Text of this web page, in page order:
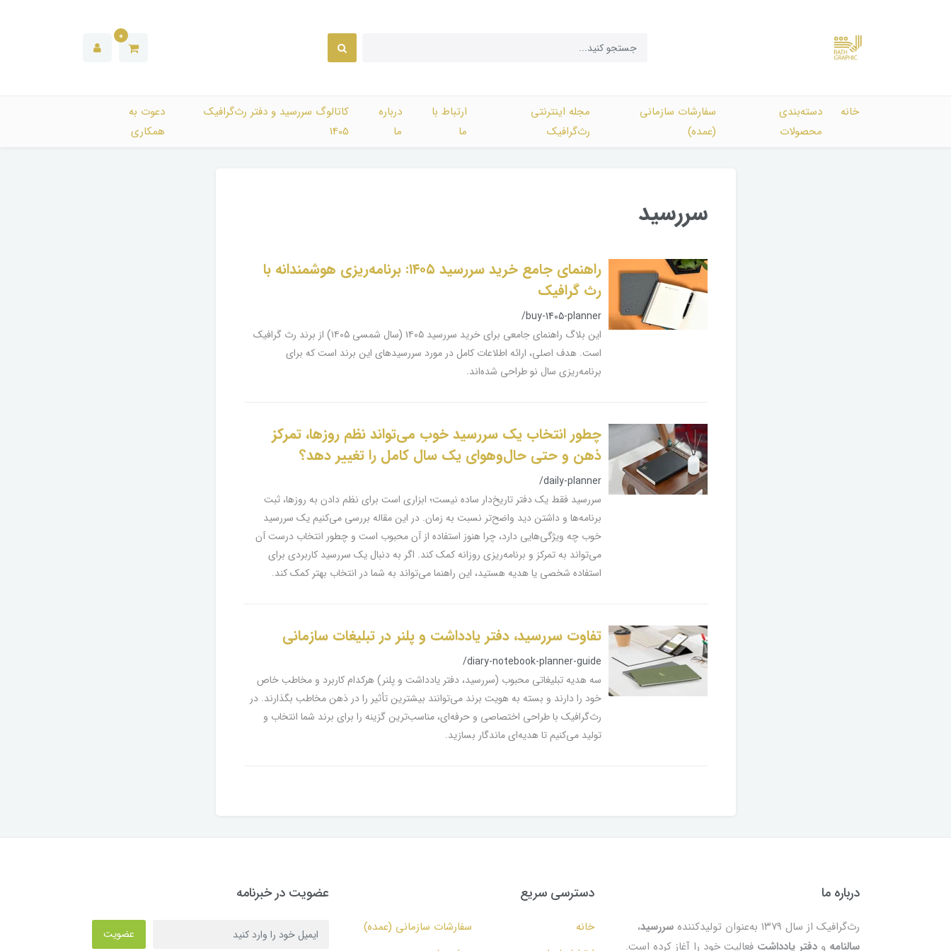
0
خانه
دسته‌بندی‌
محصولات
سفارشات سازمانی
(عمده)
مجله اینترنتی
رث‌گرافیک
ارتباط با
ما
درباره
ما
کاتالوگ سررسید و دفتر رث‌گرافیک
1405
دعوت به
همکاری
سررسید
راهنمای جامع خرید سررسید ۱۴۰۵: برنامه‌ریزی هوشمندانه با
رث گرافیک
/buy-1405-planner
این بلاگ راهنمای جامعی برای خرید سررسید ۱۴۰۵ (سال شمسی ۱۴۰۵) از برند رث گرافیک
است. هدف اصلی، ارائه اطلاعات کامل در مورد سررسیدهای این برند است که برای
برنامه‌ریزی سال نو طراحی شده‌اند.
چطور انتخاب یک سررسید خوب می‌تواند نظم روزها، تمرکز
ذهن و حتی حال‌وهوای یک سال کامل را تغییر دهد؟
/daily-planner
سررسید فقط یک دفتر تاریخ‌دار ساده نیست؛ ابزاری است برای نظم دادن به روزها، ثبت
برنامه‌ها و داشتن دید واضح‌تر نسبت به زمان. در این مقاله بررسی می‌کنیم یک سررسید
خوب چه ویژگی‌هایی دارد، چرا هنوز استفاده از آن محبوب است و چطور انتخاب درست آن
می‌تواند به تمرکز و برنامه‌ریزی روزانه کمک کند. اگر به دنبال یک سررسید کاربردی برای
استفاده شخصی یا هدیه هستید، این راهنما می‌تواند به شما در انتخاب بهتر کمک کند.
تفاوت سررسید، دفتر یادداشت و پلنر در تبلیغات سازمانی
/diary-notebook-planner-guide
سه هدیه تبلیغاتی محبوب (سررسید، دفتر یادداشت و پلنر) هرکدام کاربرد و مخاطب خاص
خود را دارند و بسته به هویت برند می‌توانند بیشترین تأثیر را در ذهن مخاطب بگذارند. در
رث‌گرافیک با طراحی اختصاصی و حرفه‌ای، مناسب‌ترین گزینه را برای برند شما انتخاب و
تولید می‌کنیم تا هدیه‌ای ماندگار بسازید.
درباره ما
رث‌گرافیک از سال ۱۳۷۹ به‌عنوان تولیدکننده سررسید،
سالنامهودفتر یادداشت فعالیت خود را آغاز کرده است.
دسترسی سریع
خانه
سفارشات سازمانی (عمده)
عضویت در خبرنامه
عضویت